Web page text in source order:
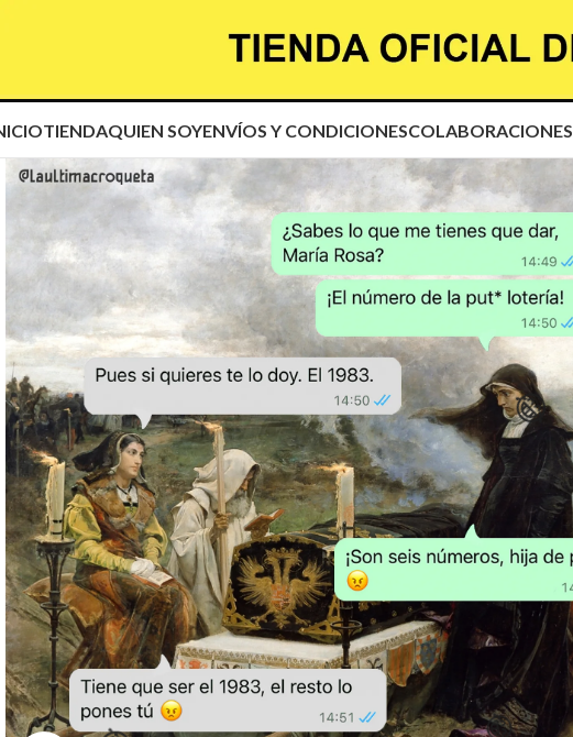
TIENDAQUIEN SOYENVÍOS Y CONDICIONESCOLABORACIONES